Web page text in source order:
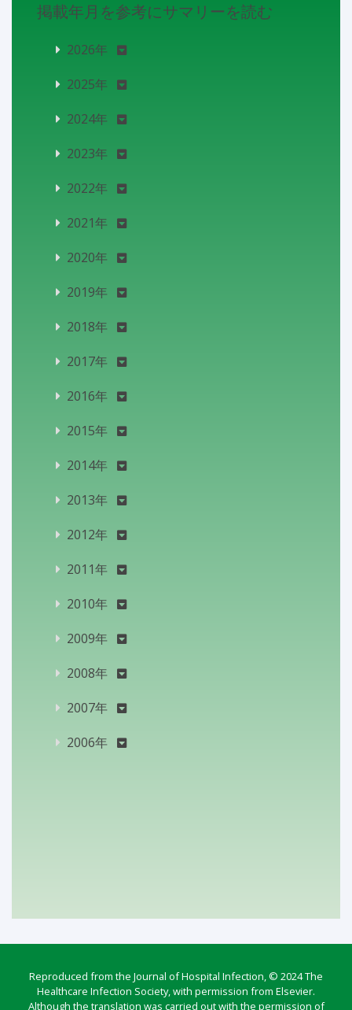
掲載年月を参考にサマリーを読む
2026年
2025年
2024年
2023年
2022年
2021年
2020年
2019年
2018年
2017年
2016年
2015年
2014年
2013年
2012年
2011年
2010年
2009年
2008年
2007年
2006年
Reproduced from the Journal of Hospital Infection, © 2024 The
Healthcare Infection Society, with permission from Elsevier.
Although the translation was carried out with the permission of